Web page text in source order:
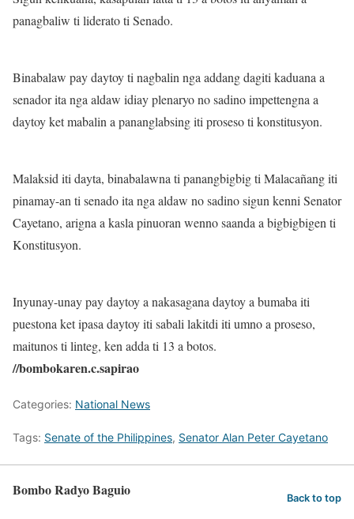
panagbaliw ti liderato ti Senado.
Binabalaw pay daytoy ti nagbalin nga addang dagiti kaduana a
senador ita nga aldaw idiay plenaryo no sadino impettengna a
daytoy ket mabalin a pananglabsing iti proseso ti konstitusyon.
Malaksid iti dayta, binabalawna ti panangbigbig ti Malacañang iti
pinamay-an ti senado ita nga aldaw no sadino sigun kenni Senator
Cayetano, arigna a kasla pinuoran wenno saanda a bigbigbigen ti
Konstitusyon.
Inyunay-unay pay daytoy a nakasagana daytoy a bumaba iti
puestona ket ipasa daytoy iti sabali lakitdi iti umno a proseso,
maitunos ti linteg, ken adda ti 13 a botos.
//bombokaren.c.sapirao
Categories: National News
Tags: Senate of the Philippines, Senator Alan Peter Cayetano
Bombo Radyo Baguio Back to top